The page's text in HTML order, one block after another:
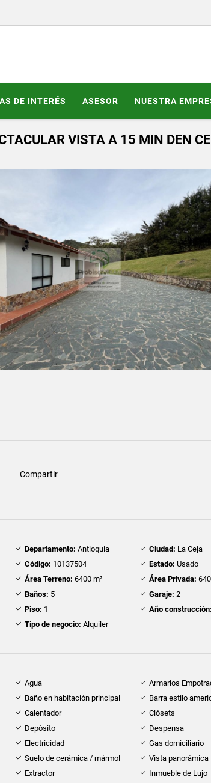
DE INTERÉS ASESOR NUESTRA
VISTA A 15 MIN DEN
Compartir
Departamento: Antioquia Ciudad: La Ceja
Código: 10137504 Estado: Usado
Área Terreno: 6400 m² Área Privada:
Baños: 5 Garaje: 2
Piso: 1 Año construcción:
Tipo de negocio: Alquiler
Agua
Armarios
Baño en habitación principal
Barra estilo
Calentador
Clósets
Depósito
Despensa
Electricidad
Gas domiciliario
Suelo de cerámica / mármol
Vista panorámica
Extractor
Inmueble de Lujo